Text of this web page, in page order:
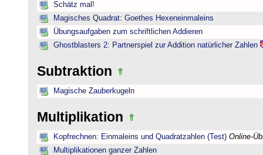
Schätz mal!
Magisches Quadrat: Goethes Hexeneinmaleins
Übungsaufgaben zum schriftlichen Addieren
Ghostblasters 2: Partnerspiel zur Addition natürlicher Zahlen
Subtraktion
Magische Zauberkugeln
Multiplikation
Kopfrechnen: Einmaleins und Quadratzahlen (Test) Online-
Multiplikationen ganzer Zahlen